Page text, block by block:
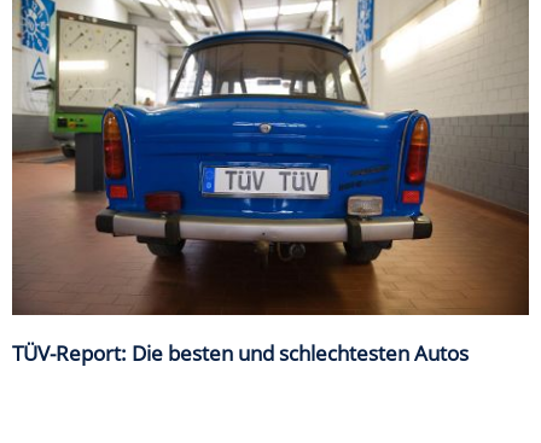
TÜV-Report: Die besten und schlechtesten Autos